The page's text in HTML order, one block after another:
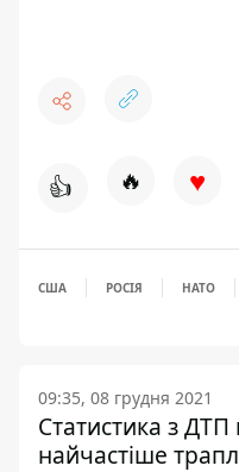
👍 🔥 ♥
США РОСІЯ НАТО
09:35, 08 грудня 2021
Статистика з ДТП
найчастіше